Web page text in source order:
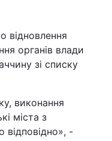
відновлення
органів влади
зі списку
виконання
міста з
відповідно», -